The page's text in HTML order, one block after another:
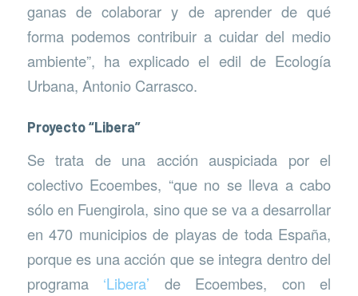
ganas de colaborar y de aprender de qué
forma podemos contribuir a cuidar del medio
ambiente”, ha explicado el edil de Ecología
Urbana, Antonio Carrasco.
Proyecto “Libera”
Se trata de una acción auspiciada por el
colectivo Ecoembes, “que no se lleva a cabo
sólo en Fuengirola, sino que se va a desarrollar
en 470 municipios de playas de toda España,
porque es una acción que se integra dentro del
programa ‘Libera’ de Ecoembes, con el